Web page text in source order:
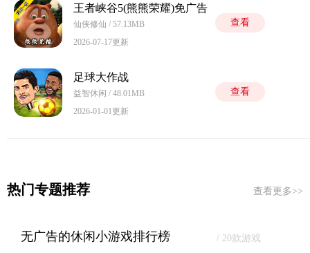
王者峡谷5(熊熊荣耀)免广告
仙侠修仙 / 57.13MB
2026-07-17更新
查看
足球大作战
益智休闲 / 48.01MB
2026-01-01更新
查看
热门专题推荐 查看更多>>
无广告的休闲小游戏排行榜 / 20款游戏